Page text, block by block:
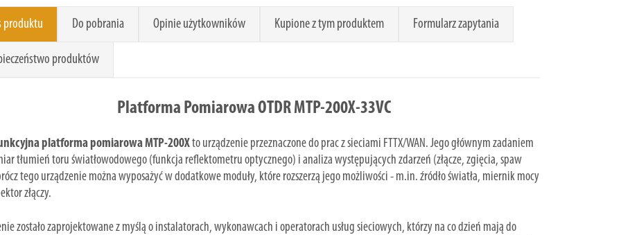
produktu Do pobrania Opinie użytkowników Kupione z tym produktem Formularz zapytania
produktów
Platforma Pomiarowa OTDR MTP-200X-33VC
platforma pomiarowa MTP-200Xto urządzenie przeznaczone do prac z sieciami FTTX/WAN. Jego głównym zadaniem
tłumień toru światłowodowego (funkcja reflektometru optycznego) i analiza występujących zdarzeń (złącze, zgięcia, spaw
tego urządzenie można wyposażyć w dodatkowe moduły, które rozszerzą jego możliwości - m.in. źródło światła, miernik mocy
złączy.
zostało zaprojektowane z myślą o instalatorach, wykonawcach i operatorach usług sieciowych, którzy na co dzień mają do